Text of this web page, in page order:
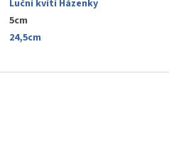
Luční kvítí Házenky
5cm
24,5cm